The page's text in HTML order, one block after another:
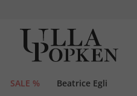
SALE % Beatrice Egli